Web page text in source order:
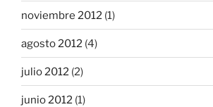
noviembre 2012 (1)
agosto 2012 (4)
julio 2012 (2)
junio 2012 (1)